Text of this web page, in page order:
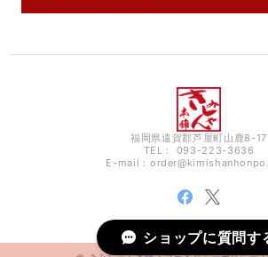
福岡県遠賀郡芦屋町山鹿8-17
TEL： 093-223-3636
E-mail：
ショップに質問す